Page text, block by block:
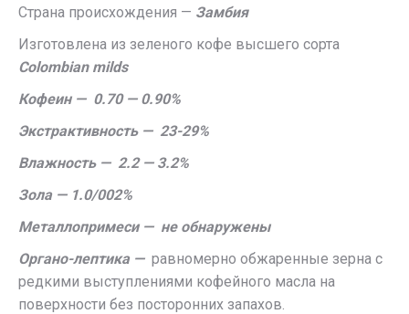
Страна происхождения — Замбия
Изготовлена из зеленого кофе высшего сорта
Colombian milds
Кофеин — 0.70 — 0.90%
Экстрактивность — 23-29%
Влажность — 2.2 — 3.2%
Зола — 1.0/002%
Металлопримеси — не обнаружены
Органо-лептика — равномерно обжаренные зерна с
редкими выступлениями кофейного масла на
поверхности без посторонних запахов.